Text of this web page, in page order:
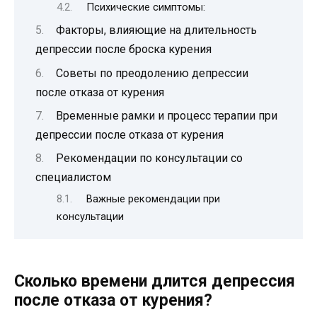
Психические симптомы:
Факторы, влияющие на длительность
депрессии после броска курения
Советы по преодолению депрессии
после отказа от курения
Временные рамки и процесс терапии при
депрессии после отказа от курения
Рекомендации по консультации со
специалистом
Важные рекомендации при
консультации
Сколько времени длится депрессия
после отказа от курения?